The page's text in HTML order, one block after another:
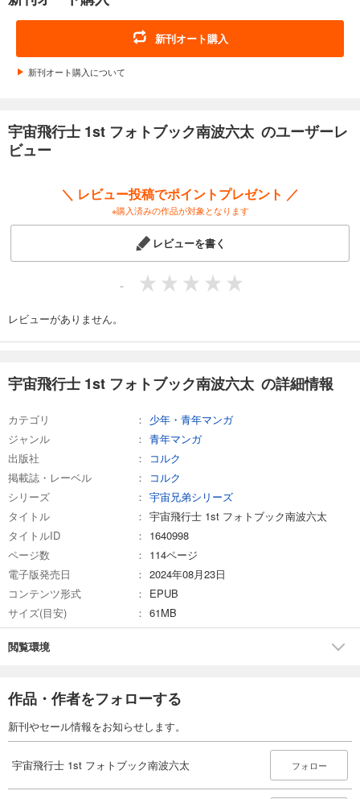
大好きな著名人、
読者からのコメントを掲載！
★ポイント3
物語から読み解く
六太と各キャラクターの
エピソードまとめや、
弟日々人との関係を記者が語る
新刊オート購入
新刊オート購入について
宇宙飛行士 1st フォトブック南波六太 のユーザーレ
ビュー
＼ レビュー投稿でポイントプレゼント ／
※購入済みの作品が対象となります
レビューを書く
-
レビューがありません。
宇宙飛行士 1st フォトブック南波六太 の詳細情報
カテゴリ
少年・青年マンガ
ジャンル
青年マンガ
出版社
コルク
掲載誌・レーベル
コルク
シリーズ
宇宙兄弟シリーズ
タイトル
宇宙飛行士 1st フォトブック南波六太
タイトルID
1640998
ページ数
114ページ
電子版発売日
2024年08月23日
コンテンツ形式
EPUB
サイズ(目安)
61MB
閲覧環境
作品・作者をフォローする
新刊やセール情報をお知らせします。
宇宙飛行士 1st フォトブック南波六太 フォロー